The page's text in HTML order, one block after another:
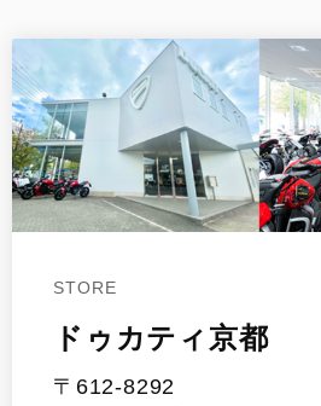
STORE
ドゥカティ京都
〒612-8292